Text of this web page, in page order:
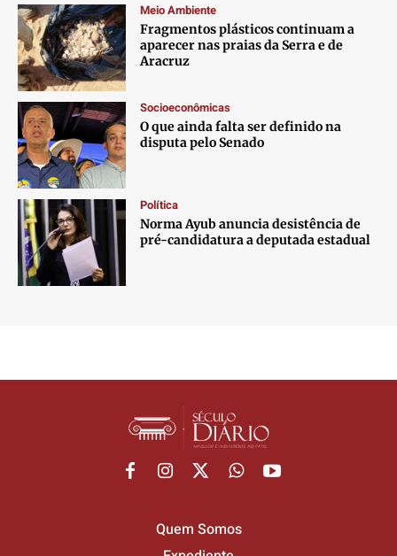
Meio Ambiente
Fragmentos plásticos continuam a
aparecer nas praias da Serra e de
Aracruz
Socioeconômicas
O que ainda falta ser definido na
disputa pelo Senado
Política
Norma Ayub anuncia desistência de
pré-candidatura a deputada estadual
Quem Somos